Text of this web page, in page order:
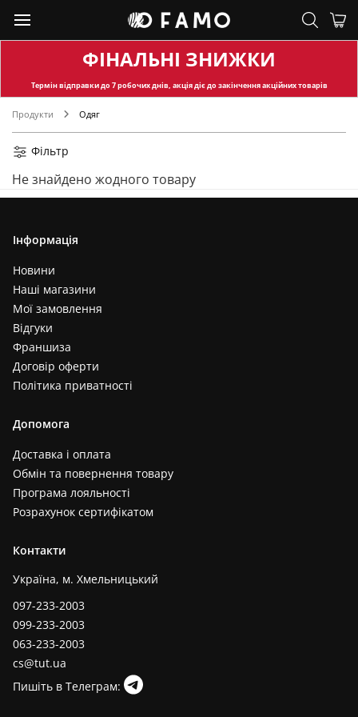
ФІНАЛЬНІ ЗНИЖКИ
Термін відправкидо 7 робочих днів, акція діє до закінчення акційних товарів
Продукти Одяг
Фільтр
Не знайдено жодного товару
Інформація
Новини
Наші магазини
Мої замовлення
Відгуки
Франшиза
Договір оферти
Політика приватності
Допомога
Доставка і оплата
Обмін та повернення товару
Програма лояльності
Розрахунок сертифікатом
Контакти
Україна, м. Хмельницький
097-233-2003
099-233-2003
063-233-2003
cs@tut.ua
Пишіть в Телеграм: